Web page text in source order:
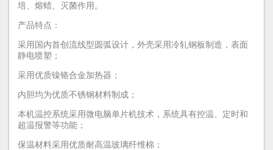
培、熔蜡、灭菌作用。
产品特点：
采用国内首创流线型圆弧设计，外壳采用冷轧钢板制造，表面
静电喷塑；
采用优质镍铬合金加热器；
内胆均为优质不锈钢材料制成；
本机温控系统采用微电脑单片机技术，系统具有控温、定时和
超温报警等功能；
保温材料采用优质耐高温玻璃纤维棉；